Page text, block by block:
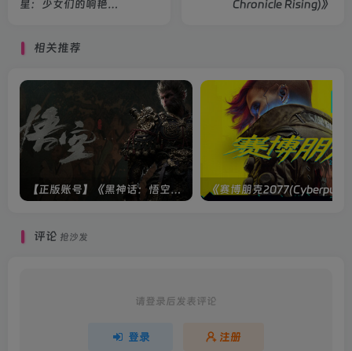
星：少女们的响艳
Chronicle Rising)》
相关推荐
【正版账号】《黑神话：悟空(BLACK MYTH WU KONG)》
评论 抢沙发
请登录后发表评论
登录 注册